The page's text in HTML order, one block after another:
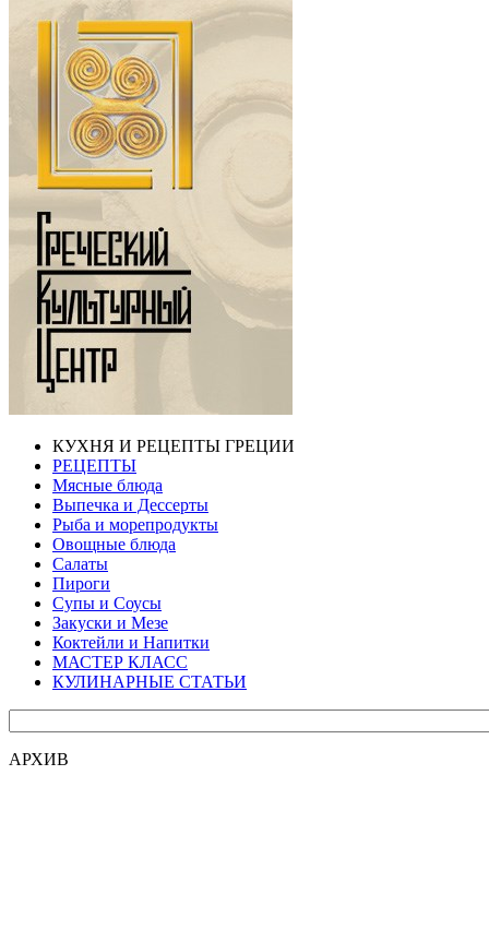
КУХНЯ И РЕЦЕПТЫ ГРЕЦИИ
РЕЦЕПТЫ
Мясные блюда
Выпечка и Дессерты
Рыба и морепродукты
Овощные блюда
Салаты
Пироги
Супы и Соусы
Закуски и Мезе
Коктейли и Напитки
МАСТЕР КЛАСС
КУЛИНАРНЫЕ СТАТЬИ
АРХИВ